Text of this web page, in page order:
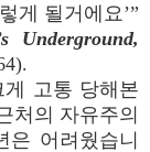
게 될거에요’”
Underground,
고통 당해본
처의 자유주의
어려웠습니